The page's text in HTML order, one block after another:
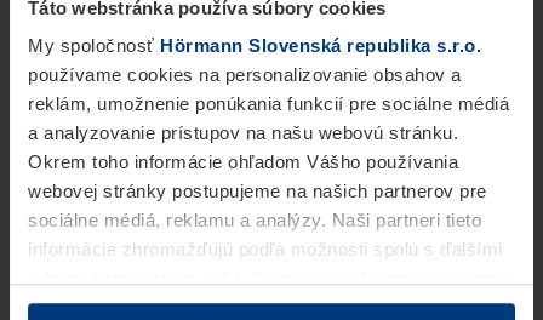
Táto webstránka používa súbory cookies
My spoločnosť Hörmann Slovenská republika s.r.o.
používame cookies na personalizovanie obsahov a
reklám, umožnenie ponúkania funkcií pre sociálne médiá
a analyzovanie prístupov na našu webovú stránku.
Okrem toho informácie ohľadom Vášho používania
webovej stránky postupujeme na našich partnerov pre
sociálne médiá, reklamu a analýzy. Naši partneri tieto
informácie zhromažďujú podľa možnosti spolu s ďalšími
v rámci Vášho využívania služieb.